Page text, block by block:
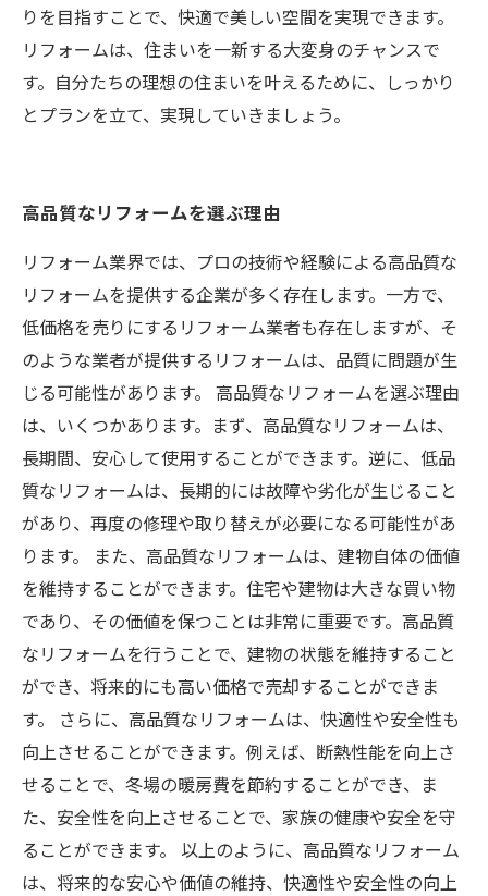
りを目指すことで、快適で美しい空間を実現できます。
リフォームは、住まいを一新する大変身のチャンスで
す。自分たちの理想の住まいを叶えるために、しっかり
とプランを立て、実現していきましょう。
高品質なリフォームを選ぶ理由
リフォーム業界では、プロの技術や経験による高品質な
リフォームを提供する企業が多く存在します。一方で、
低価格を売りにするリフォーム業者も存在しますが、そ
のような業者が提供するリフォームは、品質に問題が生
じる可能性があります。 高品質なリフォームを選ぶ理由
は、いくつかあります。まず、高品質なリフォームは、
長期間、安心して使用することができます。逆に、低品
質なリフォームは、長期的には故障や劣化が生じること
があり、再度の修理や取り替えが必要になる可能性があ
ります。 また、高品質なリフォームは、建物自体の価値
を維持することができます。住宅や建物は大きな買い物
であり、その価値を保つことは非常に重要です。高品質
なリフォームを行うことで、建物の状態を維持すること
ができ、将来的にも高い価格で売却することができま
す。 さらに、高品質なリフォームは、快適性や安全性も
向上させることができます。例えば、断熱性能を向上さ
せることで、冬場の暖房費を節約することができ、ま
た、安全性を向上させることで、家族の健康や安全を守
ることができます。 以上のように、高品質なリフォーム
は、将来的な安心や価値の維持、快適性や安全性の向上